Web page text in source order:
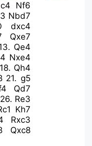
c4
Nf6
Nbd7
dxc4
Qxe7
Qe4
Nxe4
18. Qh4
21. g5
Qd7
26. Re3
Kh7
Rxc3
Qxc8